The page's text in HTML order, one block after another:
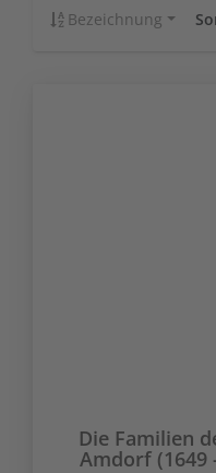
Bezeichnung
Die Familien
Amdorf (1649